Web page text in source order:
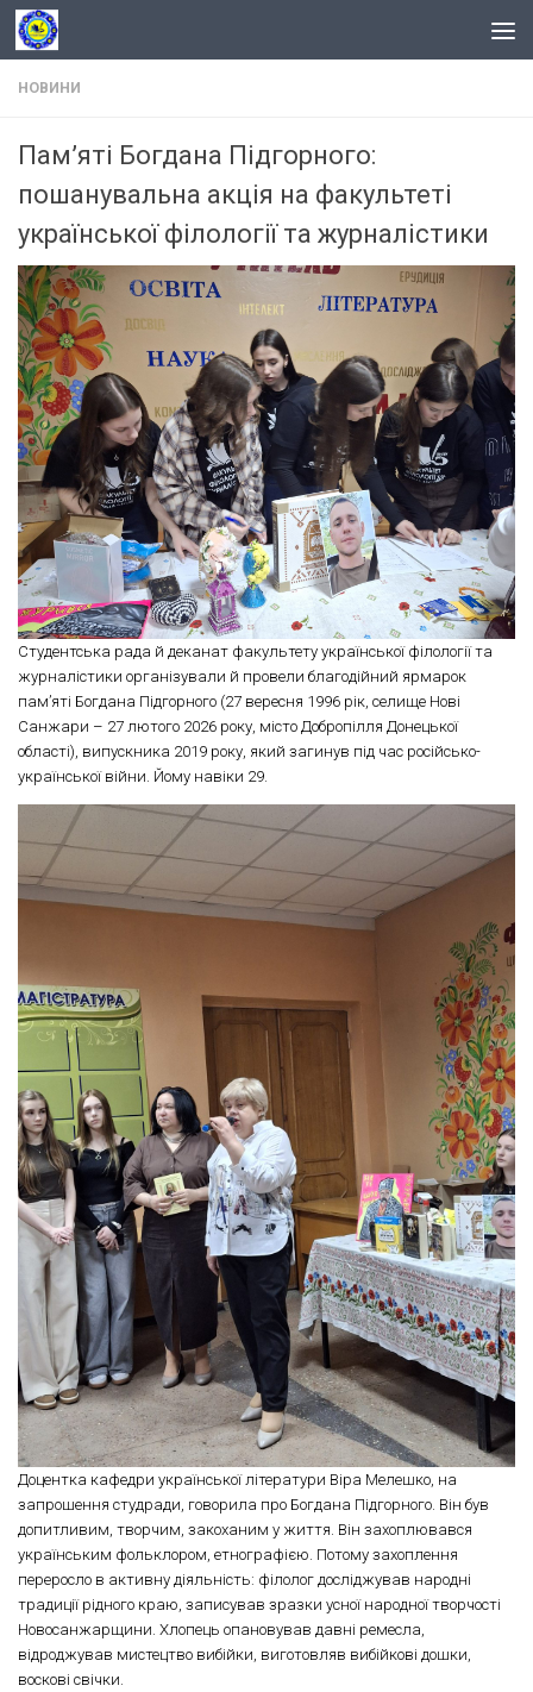
Skip to content
НОВИНИ
Пам’яті Богдана Підгорного:
пошанувальна акція на факультеті
української філології та журналістики
Студентська рада й деканат факультету української філології та
журналістики організували й провели благодійний ярмарок
пам’яті Богдана Підгорного (27 вересня 1996 рік, селище Нові
Санжари – 27 лютого 2026 року, місто Добропілля Донецької
області), випускника 2019 року, який загинув під час російсько-
української війни. Йому навіки 29.
Доцентка кафедри української літератури Віра Мелешко, на
запрошення студради, говорила про Богдана Підгорного. Він був
допитливим, творчим, закоханим у життя. Він захоплювався
українським фольклором, етнографією. Потому захоплення
переросло в активну діяльність: філолог досліджував народні
традиції рідного краю, записував зразки усної народної творчості
Новосанжарщини. Хлопець опановував давні ремесла,
відроджував мистецтво вибійки, виготовляв вибійкові дошки,
воскові свічки.